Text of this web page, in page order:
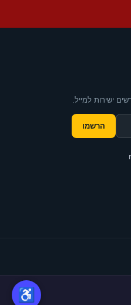
ישירות למייל.
הרשמו
מולי ישדך אישית · ייעוץ חינם ♿